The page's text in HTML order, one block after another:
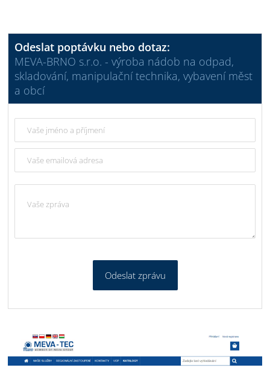
Odeslat poptávku nebo dotaz:
MEVA-BRNO s.r.o. - výroba nádob na odpad,
skladování, manipulační technika, vybavení měst
a obcí
Odeslat zprávu